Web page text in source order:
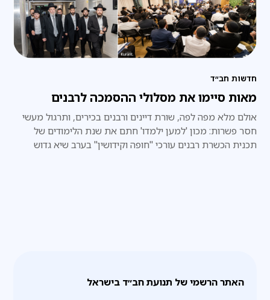
חדשות חב״ד
מאות סיימו את מסלולי ההסמכה לרבנים
אולם מלא מפה לפה, שורת דיינים ורבנים בכירים, ותרגול מעשי
חסר פשרות: מכון 'למען ילמדו' חתם את שנת הלימודים של
תכנית הכשרת רבנים עורכי "חופה וקידושין" בערב שיא גדוש
האתר הרשמי של תנועת חב״ד בישראל